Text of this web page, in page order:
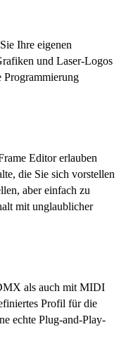
Ihre eigenen
und Laser-Logos
Editor erlauben
die Sie sich vorstellen
aber einfach zu
mit unglaublicher
als auch mit MIDI
Profil für die
echte Plug-and-Play-